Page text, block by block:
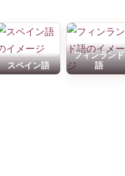
スペイン語
フィンランド
語